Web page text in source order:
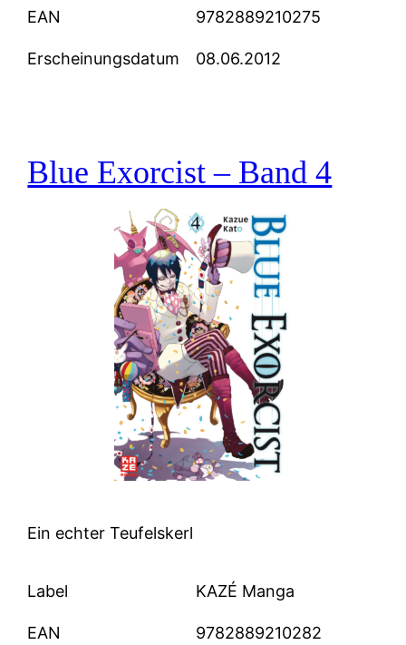
EAN 9782889210275
Erscheinungsdatum 08.06.2012
Blue Exorcist – Band 4
Ein echter Teufelskerl
Label KAZÉ Manga
EAN 9782889210282